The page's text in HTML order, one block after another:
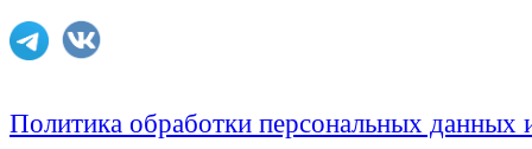
Политика обработки персональных